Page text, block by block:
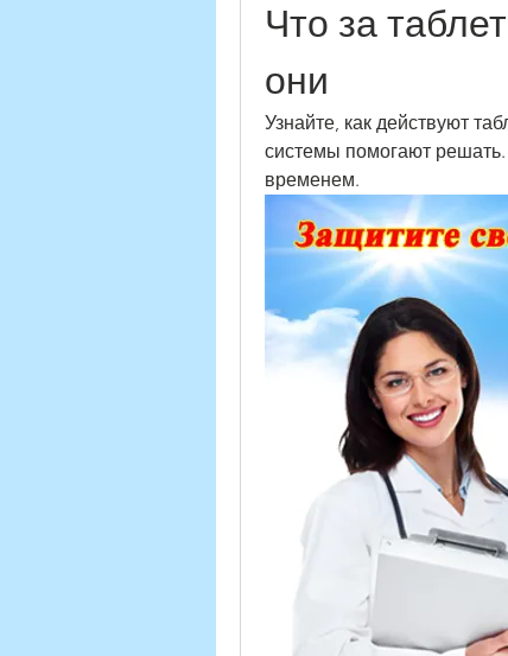
Что за
они
Узнайте, как действуют
системы помогают
временем.